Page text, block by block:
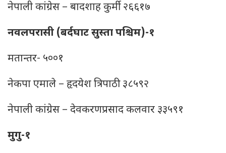
नेपाली कांग्रेस – बादशाह कुर्मी २६६१७
नवलपरासी (बर्दघाट सुस्ता पश्चिम)-१
मतान्तर- ५००१
नेकपा एमाले – हृदयेश त्रिपाठी ३८५९२
नेपाली कांग्रेस – देवकरणप्रसाद कलवार ३३५९१
मुगु-१